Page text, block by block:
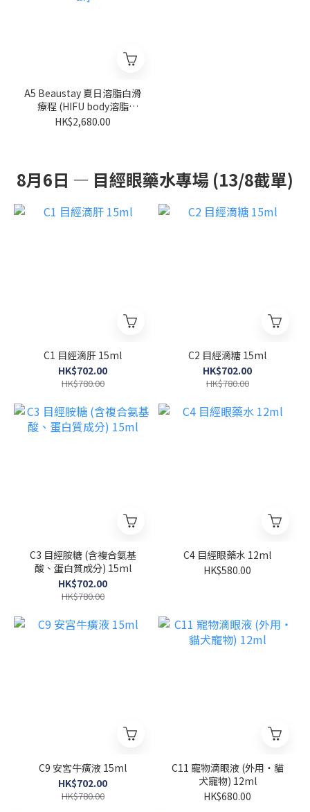
A5 Beaustay 夏日溶脂白滑
療程 (HIFU body溶脂
HK$2680/3次) [一part 300
HK$2,680.00
8月6日 — 目經眼藥水專場 (13/8截單)
C1 目經滴肝 15ml
HK$702.00
HK$780.00
C2 目經滴糖 15ml
HK$702.00
HK$780.00
C3 目經胺糖 (含複合氨基
酸、蛋白質成分) 15ml
HK$702.00
HK$780.00
C4 目經眼藥水 12ml
HK$580.00
C9 安宮牛癀液 15ml
HK$702.00
HK$780.00
C11 寵物滴眼液 (外用・貓
犬寵物) 12ml
HK$680.00